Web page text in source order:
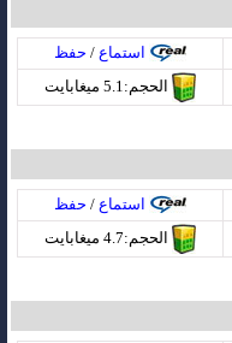
استماع / حفظ
الحجم:5.1 ميغابايت
استماع / حفظ
الحجم:4.7 ميغابايت